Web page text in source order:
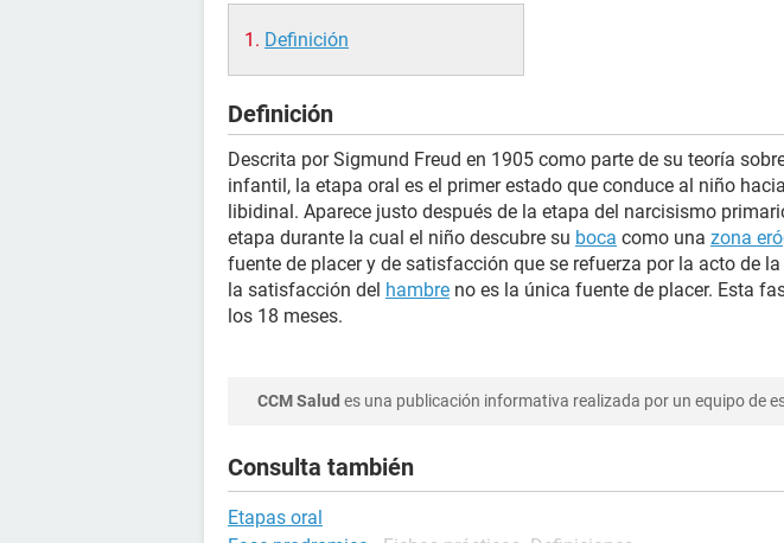
Definición
Definición
Descrita por Sigmund Freud en 1905 como parte de su teoría
infantil, la etapa oral es el primer estado que conduce al niño
libidinal. Aparece justo después de la etapa del narcisismo
etapa durante la cual el niño descubre su boca como una zona
fuente de placer y de satisfacción que se refuerza por la acto de
la satisfacción del hambre no es la única fuente de placer. Esta
los 18 meses.
CCM Salud es una publicación informativa realizada por un equipo de
Consulta también
Etapas oral